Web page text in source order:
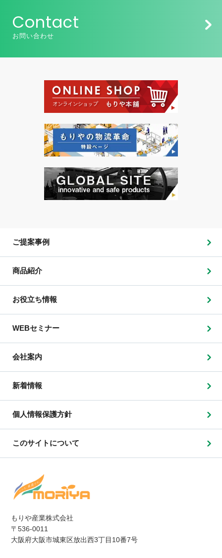
Contact
お問い合わせ
もりや産業株式会社
〒536-0011
大阪府大阪市城東区放出西3丁目10番7号
ご提案事例
商品紹介
お役立ち情報
WEBセミナー
会社案内
新着情報
個人情報保護方針
このサイトについて